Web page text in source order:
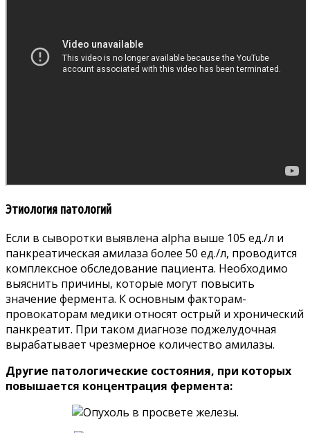
Этиология патологий
Если в сыворотки выявлена alpha выше 105 ед./л и
панкреатическая амилаза более 50 ед./л, проводится
комплексное обследование пациента. Необходимо
выяснить причины, которые могут повысить
значение фермента. К основным факторам-
провокаторам медики относят острый и хронический
панкреатит. При таком диагнозе поджелудочная
вырабатывает чрезмерное количество амилазы.
Другие патологические состояния, при которых
повышается концентрация фермента: